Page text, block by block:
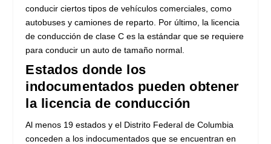
conducir ciertos tipos de vehículos comerciales, como
autobuses y camiones de reparto. Por último, la licencia
de conducción de clase C es la estándar que se requiere
para conducir un auto de tamaño normal.
Estados donde los
indocumentados pueden obtener
la licencia de conducción
Al menos 19 estados y el Distrito Federal de Columbia
conceden a los indocumentados que se encuentran en